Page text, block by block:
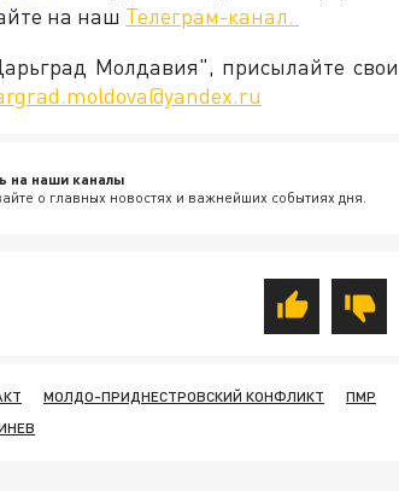
на наш Телеграм-канал.
Молдавия", присылайте свои
на наши каналы
о главных новостях и важнейших событиях дня.
МОЛДО-ПРИДНЕСТРОВСКИЙ КОНФЛИКТ
ПМР